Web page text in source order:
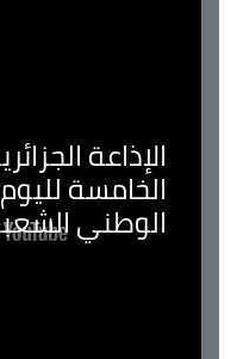
الإذاعة
الخامسة
الوطني